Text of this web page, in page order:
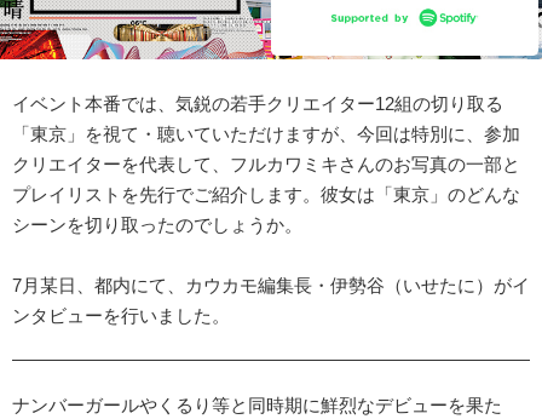
イベント本番では、気鋭の若手クリエイター12組の切り取る
「東京」を視て・聴いていただけますが、今回は特別に、参加
クリエイターを代表して、フルカワミキさんのお写真の一部と
プレイリストを先行でご紹介します。彼女は「東京」のどんな
シーンを切り取ったのでしょうか。
7月某日、都内にて、カウカモ編集長・伊勢谷（いせたに）がイ
ンタビューを行いました。
ナンバーガールやくるり等と同時期に鮮烈なデビューを果た